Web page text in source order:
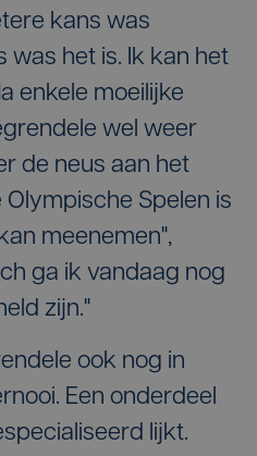
kans was
was het is. Ik kan het
enkele moeilijke
wel weer
de neus aan het
Spelen is
meenemen",
ga ik vandaag nog
zijn."
ook nog in
Een onderdeel
lijkt.